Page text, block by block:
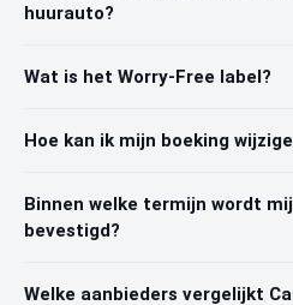
huurauto?
Wat is het Worry-Free label?
Hoe kan ik mijn boeking
Binnen welke termijn wordt
bevestigd?
Welke aanbieders vergelijkt